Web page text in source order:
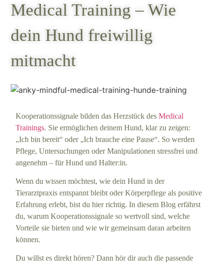
Medical Training – Wie
dein Hund freiwillig
mitmacht
Kooperationssignale bilden das Herzstück desMedical
Trainings. Sie ermöglichen deinem Hund, klar zu zeigen:
„Ich bin bereit“ oder „Ich brauche eine Pause“. So werden
Pflege, Untersuchungen oder Manipulationen stressfrei und
angenehm – für Hund und Halter:in.
Wenn du wissen möchtest, wie dein Hund in der
Tierarztpraxis entspannt bleibt oder Körperpflege als positive
Erfahrung erlebt, bist du hier richtig. In diesem Blog erfährst
du, warum Kooperationssignale so wertvoll sind, welche
Vorteile sie bieten und wie wir gemeinsam daran arbeiten
können.
Du willst es direkt hören? Dann hör dir auch die passende